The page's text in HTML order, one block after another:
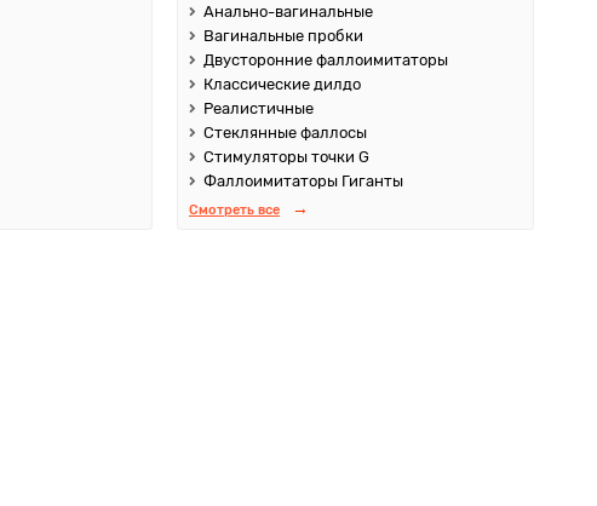
Анально-вагинальные
Вагинальные пробки
Двусторонние фаллоимитаторы
Классические дилдо
Реалистичные
Стеклянные фаллосы
Стимуляторы точки G
Фаллоимитаторы Гиганты
Смотреть все